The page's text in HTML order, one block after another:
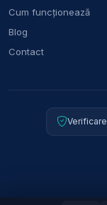
Cum funcționează
Blog
Contact
Verificare